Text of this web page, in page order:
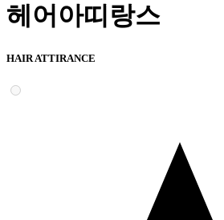
헤어아띠랑스
HAIR ATTIRANCE